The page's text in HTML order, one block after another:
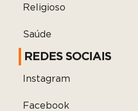
Religioso
Saúde
REDES SOCIAIS
Instagram
Facebook